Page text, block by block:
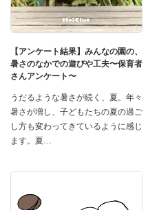
【アンケート結果】みんなの園の、
暑さのなかでの遊びや工夫〜保育者
さんアンケート〜
うだるような暑さが続く、夏。年々
暑さが増し、子どもたちの夏の過ご
し方も変わってきているように感じ
ます。夏